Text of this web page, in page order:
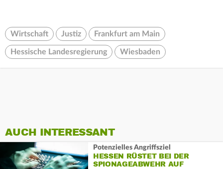
Wirtschaft Justiz Frankfurt am Main
Hessische Landesregierung Wiesbaden
AUCH INTERESSANT
Potenzielles Angriffsziel
HESSEN RÜSTET BEI DER
SPIONAGEABWEHR AUF